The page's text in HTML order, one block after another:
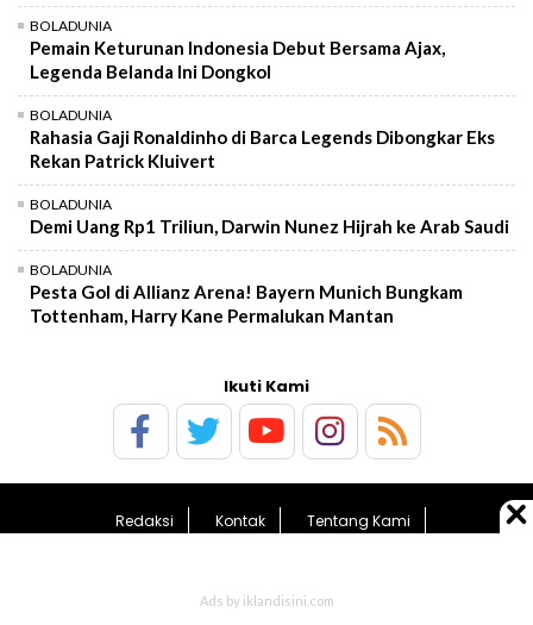
BOLADUNIA
Pemain Keturunan Indonesia Debut Bersama Ajax,
Legenda Belanda Ini Dongkol
BOLADUNIA
Rahasia Gaji Ronaldinho di Barca Legends Dibongkar Eks
Rekan Patrick Kluivert
BOLADUNIA
Demi Uang Rp1 Triliun, Darwin Nunez Hijrah ke Arab Saudi
BOLADUNIA
Pesta Gol di Allianz Arena! Bayern Munich Bungkam
Tottenham, Harry Kane Permalukan Mantan
Ikuti Kami
Redaksi Kontak
Tentang Kami